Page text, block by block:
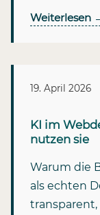
Weiterlesen
19. April 2026
KI im
nutzen sie
Warum die
als echten